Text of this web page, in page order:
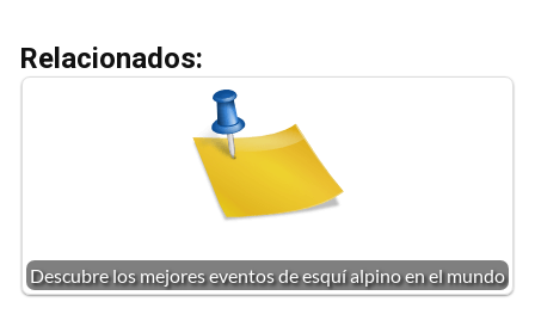
Relacionados:
Descubre los mejores eventos de esquí alpino en el mundo